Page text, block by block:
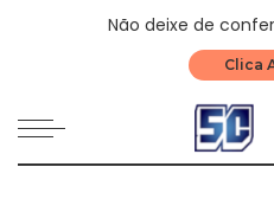
Não deixe de
Clica